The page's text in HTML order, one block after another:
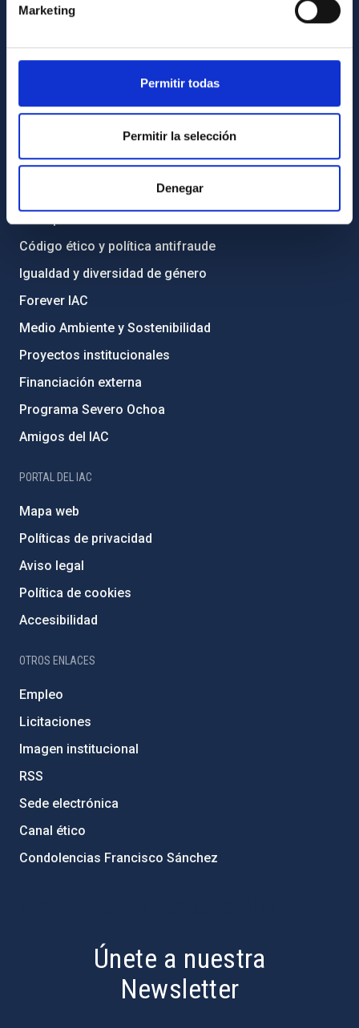
Marketing
Permitir todas
Permitir la selección
Denegar
Contacto
Directorio de personal
Registro general
INFORMACIÓN INSTITUCIONAL
Código ético y política antifraude
Igualdad y diversidad de género
Forever IAC
Medio Ambiente y Sostenibilidad
Proyectos institucionales
Financiación externa
Programa Severo Ochoa
Amigos del IAC
PORTAL DEL IAC
Mapa web
Políticas de privacidad
Aviso legal
Política de cookies
Accesibilidad
OTROS ENLACES
Empleo
Licitaciones
Imagen institucional
RSS
Sede electrónica
Canal ético
Condolencias Francisco Sánchez
Únete a nuestra
Newsletter